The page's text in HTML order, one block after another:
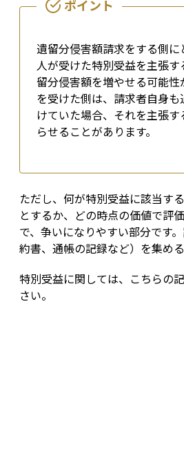
遺留分侵害額請求をする側
人が受けた特別受益を主張
留分侵害額を増やせる可能
を受けた側は、請求者自身
けていた場合、それを主張
らせることがあります。
ただし、何が特別受益に該当す
とするか、どの時点の価値で評
で、争いになりやすい部分です
約書、通帳の記録など）を集め
特別受益に関しては、こちらの
さい。